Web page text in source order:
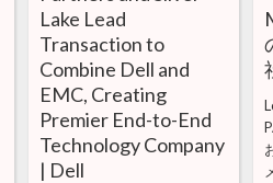
Lake Lead
Transaction to
Combine Dell and
EMC, Creating
Premier End-to-End
Technology Company
| Dell